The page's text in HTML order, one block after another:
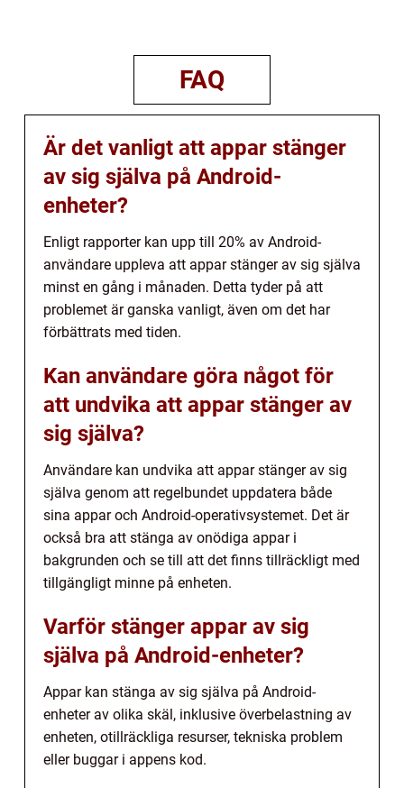
FAQ
Är det vanligt att appar stänger
av sig själva på Android-
enheter?
Enligt rapporter kan upp till 20% av Android-
användare uppleva att appar stänger av sig själva
minst en gång i månaden. Detta tyder på att
problemet är ganska vanligt, även om det har
förbättrats med tiden.
Kan användare göra något för
att undvika att appar stänger av
sig själva?
Användare kan undvika att appar stänger av sig
själva genom att regelbundet uppdatera både
sina appar och Android-operativsystemet. Det är
också bra att stänga av onödiga appar i
bakgrunden och se till att det finns tillräckligt med
tillgängligt minne på enheten.
Varför stänger appar av sig
själva på Android-enheter?
Appar kan stänga av sig själva på Android-
enheter av olika skäl, inklusive överbelastning av
enheten, otillräckliga resurser, tekniska problem
eller buggar i appens kod.